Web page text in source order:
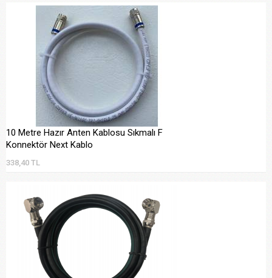
10 Metre Hazır Anten Kablosu Sıkmalı F
Konnektör Next Kablo
338,40 TL